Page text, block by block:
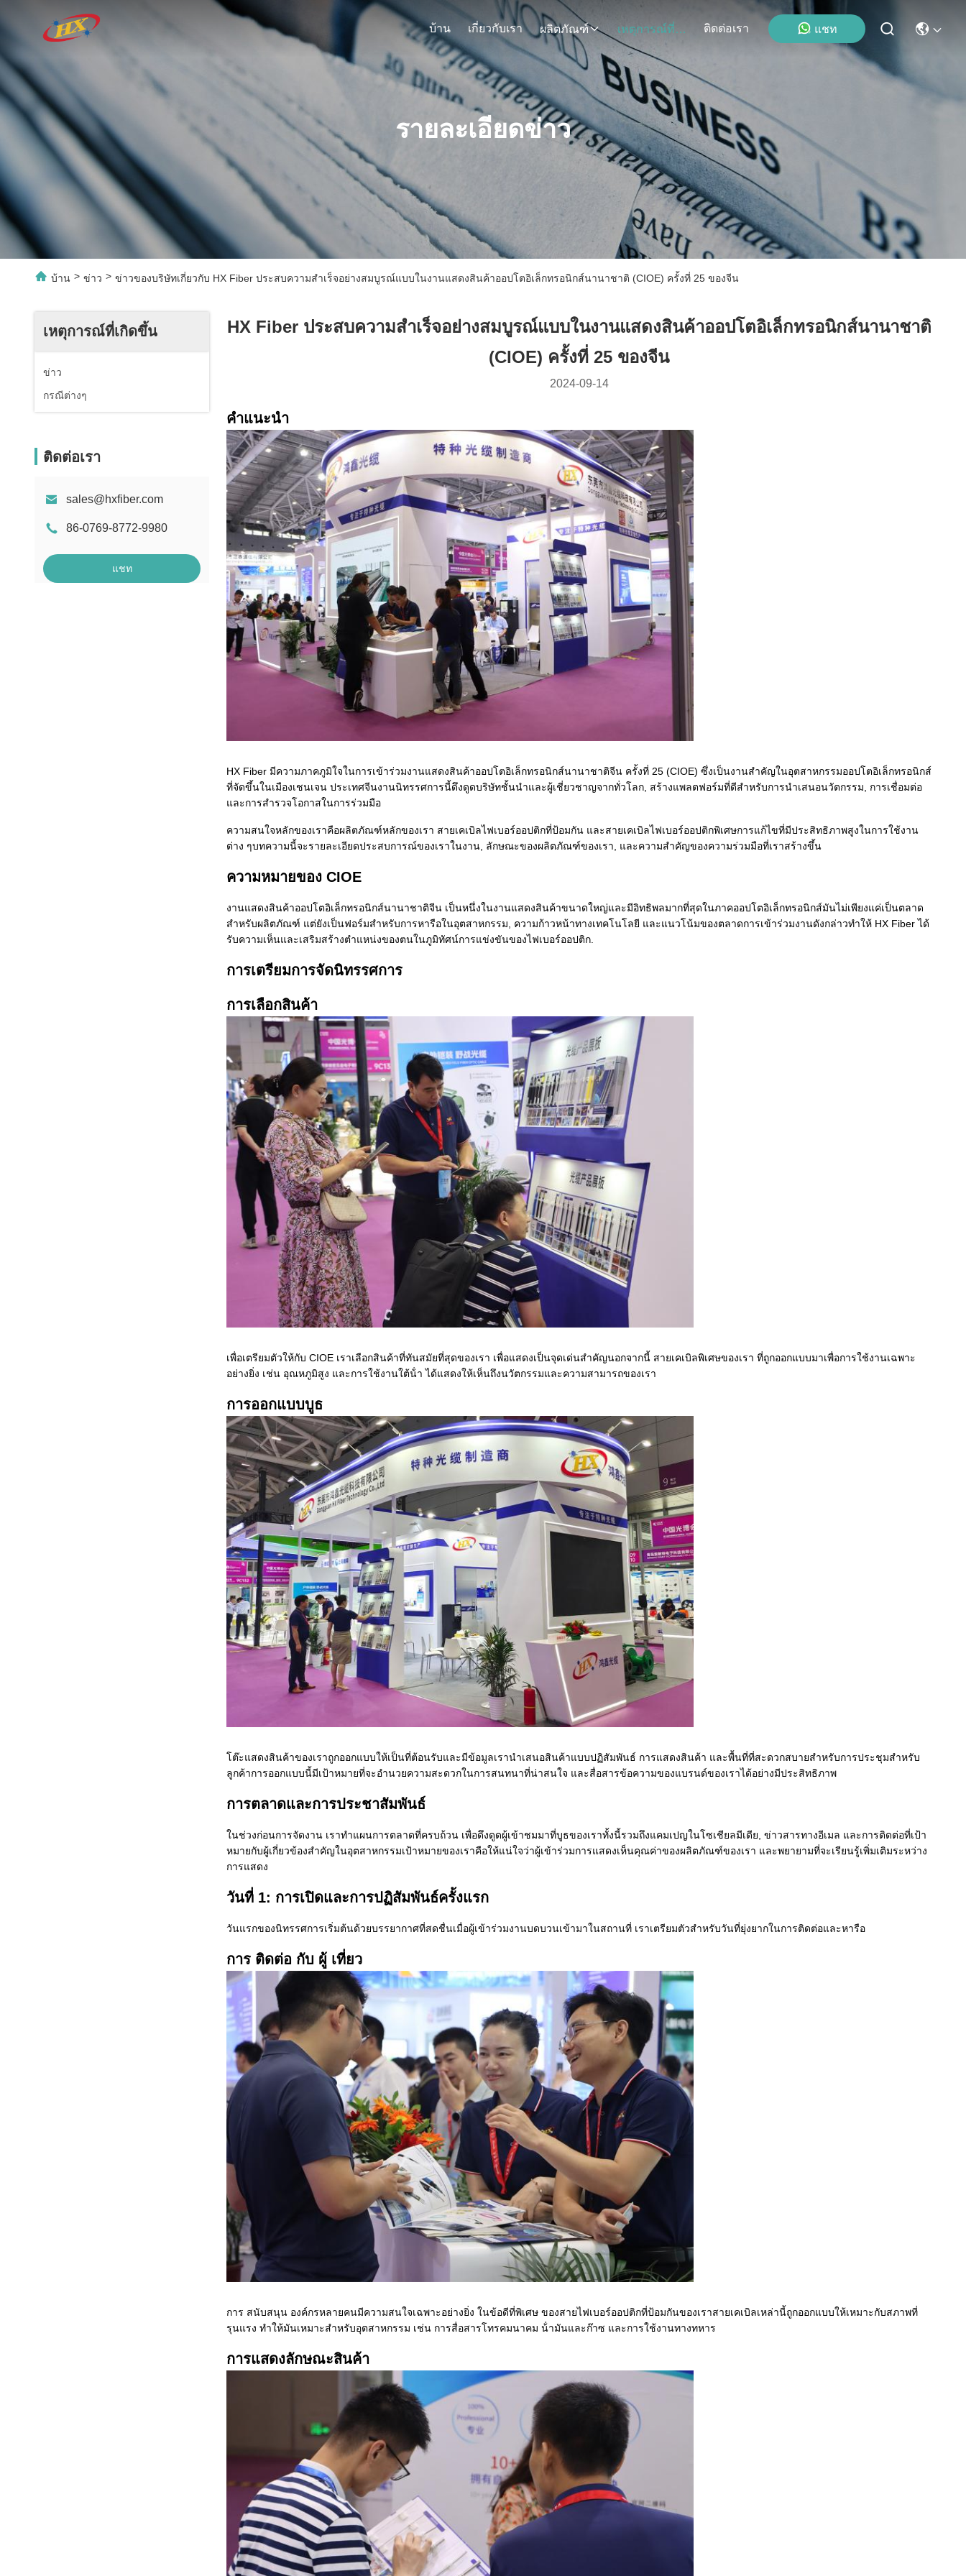
บ้าน เกี่ยวกับเรา ผลิตภัณฑ์ เหตุการณ์ที่เกิดขึ้น ติดต่อเรา แชท
รายละเอียดข่าว
บ้าน > ข่าว > ข่าวของบริษัทเกี่ยวกับ HX Fiber ประสบความสําเร็จอย่างสมบูรณ์แบบในงานแสดงสินค้าออปโตอิเล็กทรอนิกส์นานาชาติ (CIOE) ครั้งที่ 25 ของจีน
เหตุการณ์ที่เกิดขึ้น
ข่าว
กรณีต่างๆ
ติดต่อเรา
sales@hxfiber.com
86-0769-8772-9980
แชท
HX Fiber ประสบความสําเร็จอย่างสมบูรณ์แบบในงานแสดงสินค้าออปโตอิเล็กทรอนิกส์นานาชาติ
(CIOE) ครั้งที่ 25 ของจีน
2024-09-14
คําแนะนํา
HX Fiber มีความภาคภูมิใจในการเข้าร่วมงานแสดงสินค้าออปโตอิเล็กทรอนิกส์นานาชาติจีน ครั้งที่ 25 (CIOE) ซึ่งเป็นงานสําคัญในอุตสาหกรรมออปโตอิเล็กทรอนิกส์
ที่จัดขึ้นในเมืองเชนเจน ประเทศจีนงานนิทรรศการนี้ดึงดูดบริษัทชั้นนําและผู้เชี่ยวชาญจากทั่วโลก, สร้างแพลตฟอร์มที่ดีสําหรับการนําเสนอนวัตกรรม, การเชื่อมต่อ
และการสํารวจโอกาสในการร่วมมือ
ความสนใจหลักของเราคือผลิตภัณฑ์หลักของเรา สายเคเบิลไฟเบอร์ออปติกที่ป้อมกัน และสายเคเบิลไฟเบอร์ออปติกพิเศษการแก้ไขที่มีประสิทธิภาพสูงในการใช้งาน
ต่าง ๆบทความนี้จะรายละเอียดประสบการณ์ของเราในงาน, ลักษณะของผลิตภัณฑ์ของเรา, และความสําคัญของความร่วมมือที่เราสร้างขึ้น
ความหมายของ CIOE
งานแสดงสินค้าออปโตอิเล็กทรอนิกส์นานาชาติจีน เป็นหนึ่งในงานแสดงสินค้าขนาดใหญ่และมีอิทธิพลมากที่สุดในภาคออปโตอิเล็กทรอนิกส์มันไม่เพียงแค่เป็นตลาด
สําหรับผลิตภัณฑ์ แต่ยังเป็นฟอร์มสําหรับการหารือในอุตสาหกรรม, ความก้าวหน้าทางเทคโนโลยี และแนวโน้มของตลาดการเข้าร่วมงานดังกล่าวทําให้ HX Fiber ได้
รับความเห็นและเสริมสร้างตําแหน่งของตนในภูมิทัศน์การแข่งขันของไฟเบอร์ออปติก.
การเตรียมการจัดนิทรรศการ
การเลือกสินค้า
เพื่อเตรียมตัวให้กับ CIOE เราเลือกสินค้าที่ทันสมัยที่สุดของเรา เพื่อแสดงเป็นจุดเด่นสําคัญนอกจากนี้ สายเคเบิลพิเศษของเรา ที่ถูกออกแบบมาเพื่อการใช้งานเฉพาะ
อย่างยิ่ง เช่น อุณหภูมิสูง และการใช้งานใต้น้ํา ได้แสดงให้เห็นถึงนวัตกรรมและความสามารถของเรา
การออกแบบบูธ
โต๊ะแสดงสินค้าของเราถูกออกแบบให้เป็นที่ต้อนรับและมีข้อมูลเรานําเสนอสินค้าแบบปฏิสัมพันธ์ การแสดงสินค้า และพื้นที่ที่สะดวกสบายสําหรับการประชุมสําหรับ
ลูกค้าการออกแบบนี้มีเป้าหมายที่จะอํานวยความสะดวกในการสนทนาที่น่าสนใจ และสื่อสารข้อความของแบรนด์ของเราได้อย่างมีประสิทธิภาพ
การตลาดและการประชาสัมพันธ์
ในช่วงก่อนการจัดงาน เราทําแผนการตลาดที่ครบถ้วน เพื่อดึงดูดผู้เข้าชมมาที่บูธของเราทั้งนี้รวมถึงแคมเปญในโซเชียลมีเดีย, ข่าวสารทางอีเมล และการติดต่อที่เป้า
หมายกับผู้เกี่ยวข้องสําคัญในอุตสาหกรรมเป้าหมายของเราคือให้แน่ใจว่าผู้เข้าร่วมการแสดงเห็นคุณค่าของผลิตภัณฑ์ของเรา และพยายามที่จะเรียนรู้เพิ่มเติมระหว่าง
การแสดง
วันที่ 1: การเปิดและการปฏิสัมพันธ์ครั้งแรก
วันแรกของนิทรรศการเริ่มต้นด้วยบรรยากาศที่สดชื่นเมื่อผู้เข้าร่วมงานบดบวนเข้ามาในสถานที่ เราเตรียมตัวสําหรับวันที่ยุ่งยากในการติดต่อและหารือ
การ ติดต่อ กับ ผู้ เที่ยว
การ สนับสนุน องค์กรหลายคนมีความสนใจเฉพาะอย่างยิ่ง ในข้อดีที่พิเศษ ของสายไฟเบอร์ออปติกที่ป้อมกันของเราสายเคเบิลเหล่านี้ถูกออกแบบให้เหมาะกับสภาพที่
รุนแรง ทําให้มันเหมาะสําหรับอุตสาหกรรม เช่น การสื่อสารโทรคมนาคม น้ํามันและก๊าซ และการใช้งานทางทหาร
การแสดงลักษณะสินค้า